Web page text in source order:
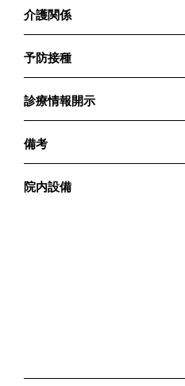
介護関係
予防接種
診療情報開示
備考
院内設備